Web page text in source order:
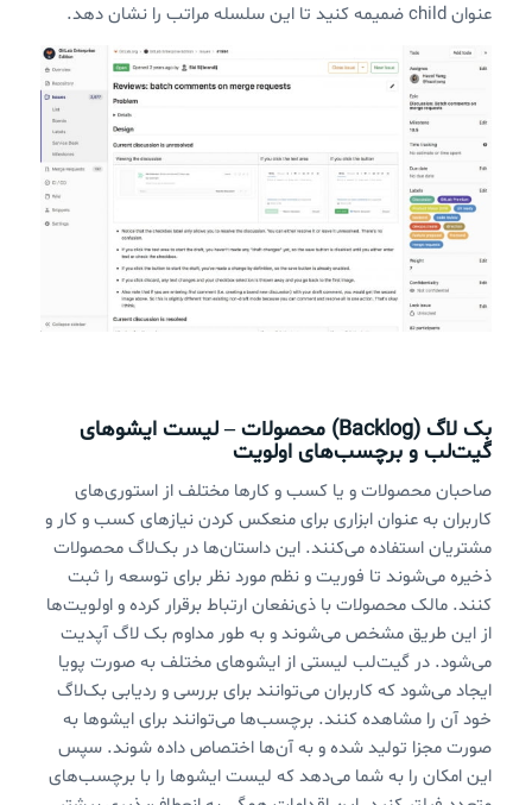
عنوان child‌ ضمیمه کنید تا این سلسله مراتب را نشان دهد.
بک لاگ (Backlog) محصولات – لیست ایشوهای
گیت‌لب و برچسب‌های اولویت
صاحبان محصولات و یا کسب و کارها مختلف از استوری‌های
کاربران به عنوان ابزاری برای منعکس کردن نیازهای کسب و کار و
مشتریان استفاده می‌کنند. این داستان‌ها در بک‌لاگ محصولات
ذخیره می‌شوند تا فوریت و نظم مورد نظر برای توسعه را ثبت
کنند. مالک محصولات با ذی‌نفعان ارتباط برقرار کرده و اولویت‌ها
از این طریق مشخص می‌شوند و به طور مداوم بک ‌لاگ آپدیت
می‌شود. در گیت‌لب لیستی از ایشوهای مختلف به صورت پویا
ایجاد می‌شود که کاربران می‌توانند برای بررسی و ردیابی بک‌لاگ
خود آن را مشاهده کنند. برچسب‌ها می‌توانند برای ایشوها به
صورت مجزا تولید شده و به آن‌ها اختصاص داده شوند. سپس
این امکان را به شما می‌دهد که لیست ایشوها را با برچسب‌های